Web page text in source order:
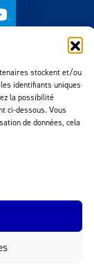
stockent et/ou
identifiants uniques
la possibilité
ci-dessous. Vous
de données, cela